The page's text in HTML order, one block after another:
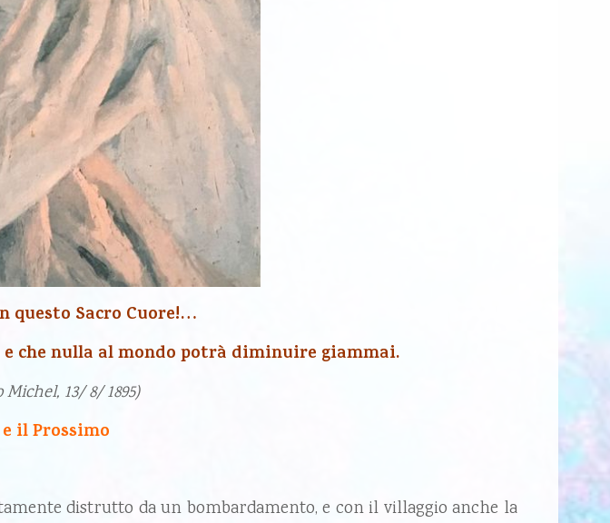
questo Sacro Cuore!…
e che nulla al mondo potrà diminuire giammai.
13/ 8/ 1895)
il Prossimo
distrutto da un bombardamento, e con il villaggio anche la